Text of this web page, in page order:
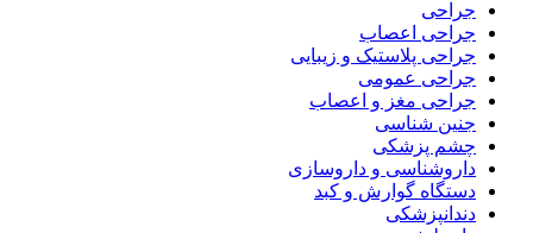
جراحی
جراحی اعصاب
جراحی پلاستیک و زیبایی
جراحی عمومی
جراحی مغز و اعصاب
جنین شناسی
چشم پزشکی
داروشناسی و داروسازی
دستگاه گوارش و کبد
دندانپزشکی